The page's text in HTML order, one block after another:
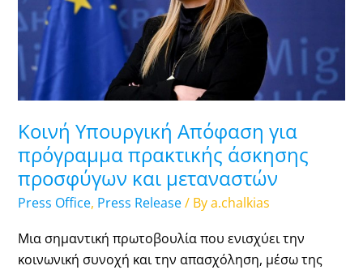
Κοινή Υπουργική Απόφαση για
πρόγραμμα πρακτικής άσκησης
προσφύγων και μεταναστών
Press Office, Press Release/ Bya.chalkias
Μια σημαντική πρωτοβουλία που ενισχύει την
κοινωνική συνοχή και την απασχόληση, μέσω της
πρόγραμμα
πρακτικής
άσκησης
προσφύγων
και